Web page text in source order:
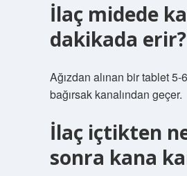
İlaç midede
dakikada erir?
Ağızdan alınan bir tablet
bağırsak kanalından geçer.
İlaç içtikten
sonra kana